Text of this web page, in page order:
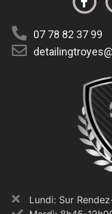
07 78 82 37 99
Lundi: Sur